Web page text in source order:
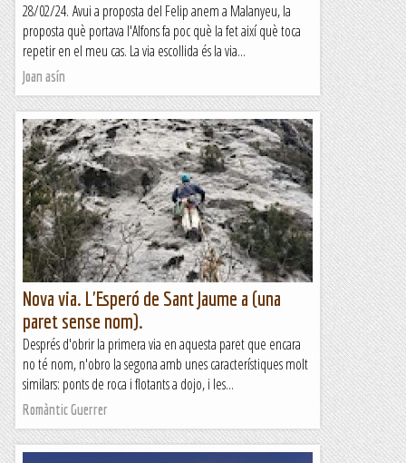
28/02/24. Avui a proposta del Felip anem a Malanyeu, la
proposta què portava l'Alfons fa poc què la fet així què toca
repetir en el meu cas. La via escollida és la via...
Joan asín
Nova via. L'Esperó de Sant Jaume a (una
paret sense nom).
Després d'obrir la primera via en aquesta paret que encara
no té nom, n'obro la segona amb unes característiques molt
similars: ponts de roca i flotants a dojo, i les...
Romàntic Guerrer